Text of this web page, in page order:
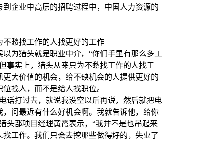
企业中高层的招聘过程中，中国人力资源的
愁找工作的人找更好的工作
猎头就是职业中介，“你们手里有那么多工
事实上，猎头从来只为不愁找工作的人找工
大价值的机会，给不缺机会的人提供更好的
找人，而不是给人找职位。
打过去，就说我没空以后再说，然后就把电
问最近有什么好机会啊。我就告诉他，给你
头部项目经理黄霞表示，“我并不是也吊起来
工作。我们只会去挖那些做得好的，失业了